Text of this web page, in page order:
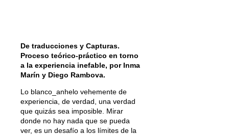
De traducciones y Capturas.
Proceso teórico-práctico en torno
a la experiencia inefable, por Inma
Marín y Diego Rambova.
Lo blanco_anhelo vehemente de
experiencia, de verdad, una verdad
que quizás sea imposible. Mirar
donde no hay nada que se pueda
ver, es un desafío a los límites de la